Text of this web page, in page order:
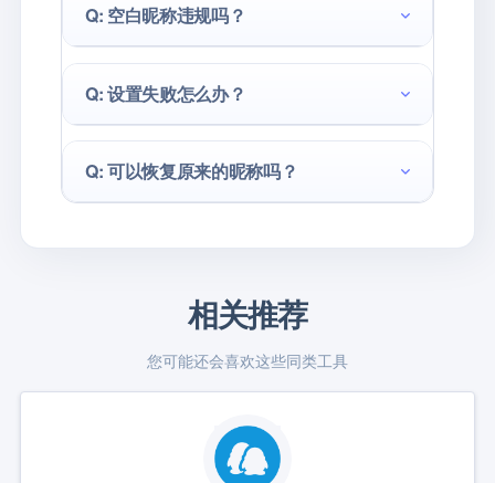
Q: 空白昵称违规吗？
Q: 设置失败怎么办？
Q: 可以恢复原来的昵称吗？
相关推荐
您可能还会喜欢这些同类工具